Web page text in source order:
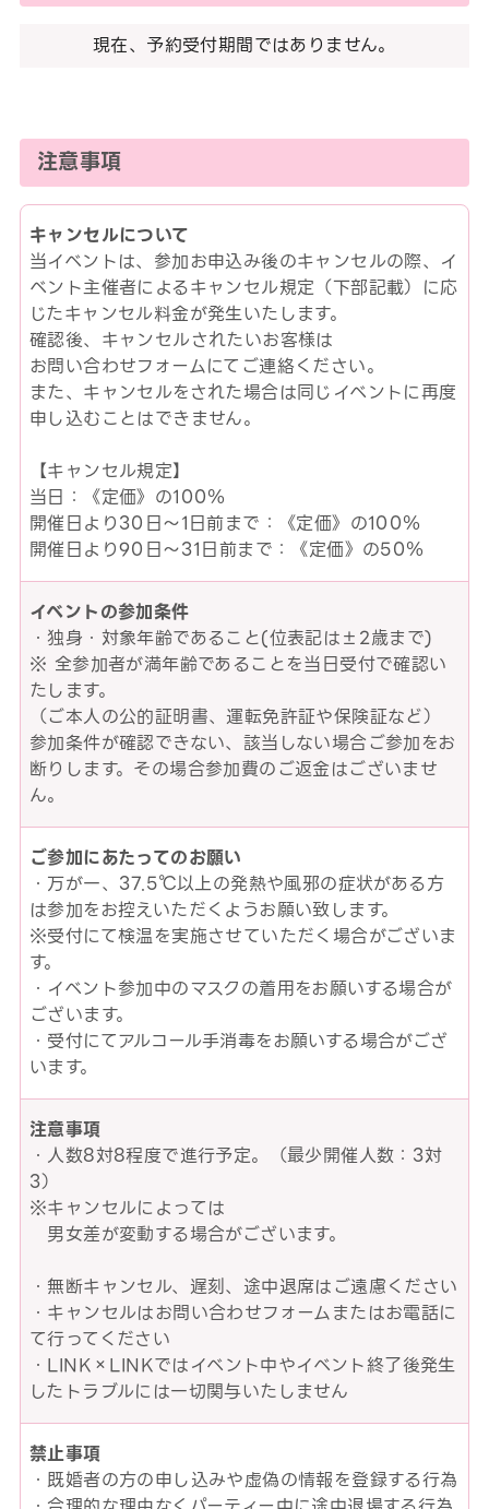
現在、予約受付期間ではありません。
注意事項
キャンセルについて
当イベントは、参加お申込み後のキャンセルの際、イ
ベント主催者によるキャンセル規定（下部記載）に応
じたキャンセル料金が発生いたします。
確認後、キャンセルされたいお客様は
お問い合わせフォームにてご連絡ください。
また、キャンセルをされた場合は同じイベントに再度
申し込むことはできません。
【キャンセル規定】
当日：《定価》の100％
開催日より30日～1日前まで：《定価》の100％
開催日より90日～31日前まで：《定価》の50％
イベントの参加条件
・独身・対象年齢であること(位表記は±2歳まで)
※ 全参加者が満年齢であることを当日受付で確認い
たします。
（ご本人の公的証明書、運転免許証や保険証など）
参加条件が確認できない、該当しない場合ご参加をお
断りします。その場合参加費のご返金はございませ
ん。
ご参加にあたってのお願い
・万が一、37.5℃以上の発熱や風邪の症状がある方
は参加をお控えいただくようお願い致します。
※受付にて検温を実施させていただく場合がございま
す。
・イベント参加中のマスクの着用をお願いする場合が
ございます。
・受付にてアルコール手消毒をお願いする場合がござ
います。
注意事項
・人数8対8程度で進行予定。（最少開催人数：3対
3）
※キャンセルによっては
男女差が変動する場合がございます。
・無断キャンセル、遅刻、途中退席はご遠慮ください
・キャンセルはお問い合わせフォームまたはお電話に
て行ってください
・LINK×LINKではイベント中やイベント終了後発生
したトラブルには一切関与いたしません
禁止事項
・既婚者の方の申し込みや虚偽の情報を登録する行為